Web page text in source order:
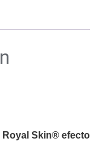
Royal Skin® efecto